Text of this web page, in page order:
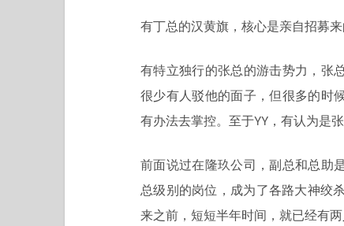
有丁总的汉黄旗，核心是亲自招募
有特立独行的张总的游击势力，张
很少有人驳他的面子，但很多的时
有办法去掌控。至于YY，有认为是
前面说过在隆玖公司，副总和总助
总级别的岗位，成为了各路大神绞
来之前，短短半年时间，就已经有两